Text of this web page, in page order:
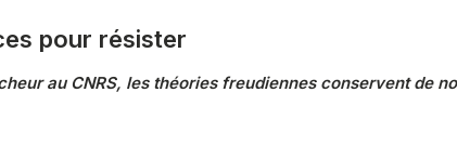
pour résister
au CNRS, les théories freudiennes conservent de